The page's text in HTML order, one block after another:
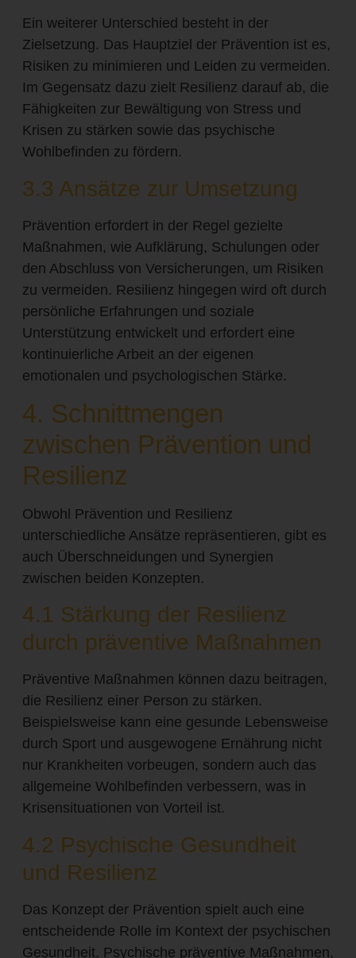
Ein weiterer Unterschied besteht in der
Zielsetzung. Das Hauptziel der Prävention ist es,
Risiken zu minimieren und Leiden zu vermeiden.
Im Gegensatz dazu zielt Resilienz darauf ab, die
Fähigkeiten zur Bewältigung von Stress und
Krisen zu stärken sowie das psychische
Wohlbefinden zu fördern.
3.3 Ansätze zur Umsetzung
Prävention erfordert in der Regel gezielte
Maßnahmen, wie Aufklärung, Schulungen oder
den Abschluss von Versicherungen, um Risiken
zu vermeiden. Resilienz hingegen wird oft durch
persönliche Erfahrungen und soziale
Unterstützung entwickelt und erfordert eine
kontinuierliche Arbeit an der eigenen
emotionalen und psychologischen Stärke.
4. Schnittmengen
zwischen Prävention und
Resilienz
Obwohl Prävention und Resilienz
unterschiedliche Ansätze repräsentieren, gibt es
auch Überschneidungen und Synergien
zwischen beiden Konzepten.
4.1 Stärkung der Resilienz
durch präventive Maßnahmen
Präventive Maßnahmen können dazu beitragen,
die Resilienz einer Person zu stärken.
Beispielsweise kann eine gesunde Lebensweise
durch Sport und ausgewogene Ernährung nicht
nur Krankheiten vorbeugen, sondern auch das
allgemeine Wohlbefinden verbessern, was in
Krisensituationen von Vorteil ist.
4.2 Psychische Gesundheit
und Resilienz
Das Konzept der Prävention spielt auch eine
entscheidende Rolle im Kontext der psychischen
Gesundheit. Psychische präventive Maßnahmen,